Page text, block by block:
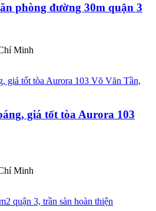
phòng đường 30m quận 3
Minh
giá tốt tòa Aurora 103
Minh